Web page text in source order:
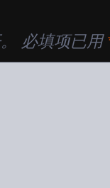
必填项已用